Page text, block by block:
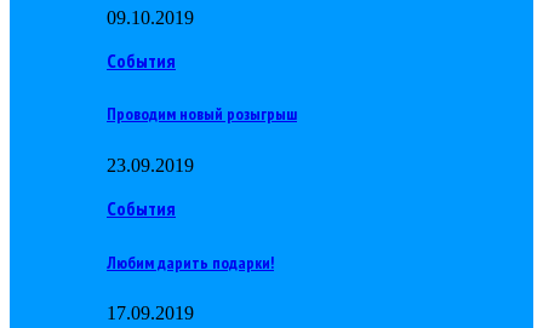
09.10.2019
События
Проводим новый розыгрыш
23.09.2019
События
Любим дарить подарки!
17.09.2019